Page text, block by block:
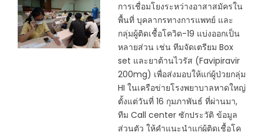
การเชื่อมโยงระหว่างอาสาสมัครใน
พื้นที่ บุคลากรทางการแพทย์ และ
กลุ่มผู้ติดเชื้อโควิด-19 แบ่งออกเป็น
หลายส่วน เช่น ทีมจัดเตรียม Box
set และยาต้านไวรัส (Favipiravir
200mg) เพื่อส่งมอบให้แก่ผู้ป่วยกลุ่ม
HI ในเครือข่ายโรงพยาบาลหาดใหญ่
ตั้งแต่วันที่ 16 กุมภาพันธ์ ที่ผ่านมา,
ทีม Call center ซักประวัติ ข้อมูล
ส่วนตัว ให้คำแนะนำแก่ผู้ติดเชื้อโค